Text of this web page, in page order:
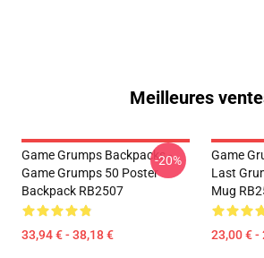
Meilleures
Game Grumps Backpacks -
Game Grumps 50 Poster
Backpack RB2507
33,94 € - 38,18 €
-20%
Game
Last
Mug
23,00 € -